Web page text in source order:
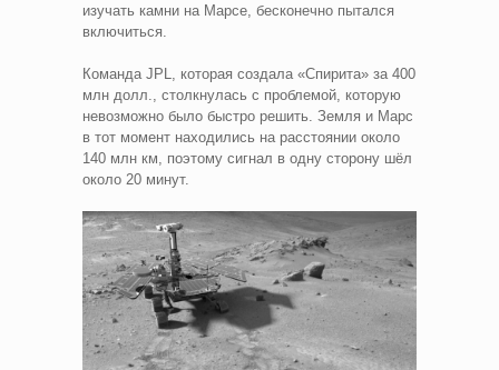
изучать камни на Марсе, бесконечно пытался
включиться.
Команда JPL, которая создала «Спирита» за 400
млн долл., столкнулась с проблемой, которую
невозможно было быстро решить. Земля и Марс
в тот момент находились на расстоянии около
140 млн км, поэтому сигнал в одну сторону шёл
около 20 минут.